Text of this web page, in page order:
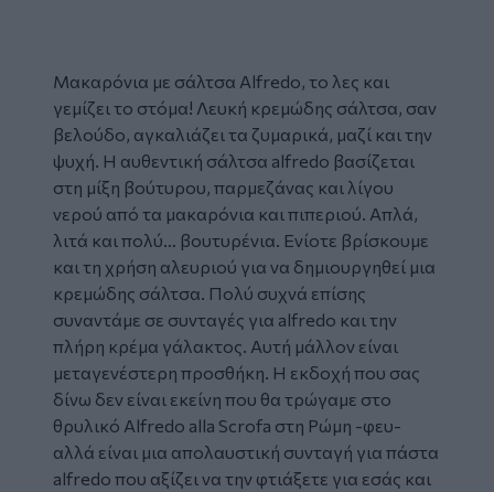
Μακαρόνια με σάλτσα Alfredo, το λες και
γεμίζει το στόμα! Λευκή κρεμώδης σάλτσα, σαν
βελούδο, αγκαλιάζει τα ζυμαρικά, μαζί και την
ψυχή. Η αυθεντική σάλτσα alfredo βασίζεται
στη μίξη βούτυρου, παρμεζάνας και λίγου
νερού από τα μακαρόνια και πιπεριού. Απλά,
λιτά και πολύ… βουτυρένια. Ενίοτε βρίσκουμε
και τη χρήση αλευριού για να δημιουργηθεί μια
κρεμώδης σάλτσα. Πολύ συχνά επίσης
συναντάμε σε συνταγές για alfredo και την
πλήρη κρέμα γάλακτος. Αυτή μάλλον είναι
μεταγενέστερη προσθήκη. Η εκδοχή που σας
δίνω δεν είναι εκείνη που θα τρώγαμε στο
θρυλικό Alfredo alla Scrofa στη Ρώμη -φευ-
αλλά είναι μια απολαυστική συνταγή για πάστα
alfredo που αξίζει να την φτιάξετε για εσάς και